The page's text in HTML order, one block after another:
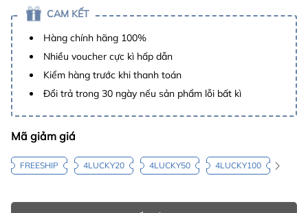
CAM KẾT
Hàng chính hãng 100%
Nhiều voucher cực kì hấp dẫn
Kiểm hàng trước khi thanh toán
Đổi trả trong 30 ngày nếu sản phẩm lỗi bất kì
Mã giảm giá
FREESHIP 4LUCKY20 4LUCKY50 4LUCKY100